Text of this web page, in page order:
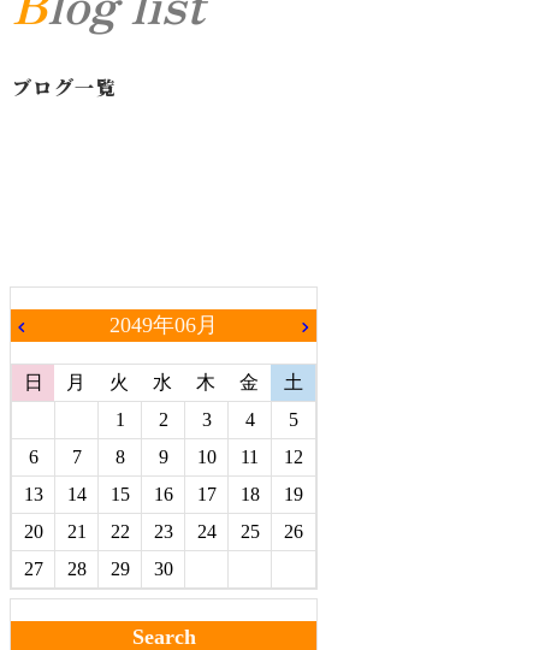
ブログ一覧
chevron_left 2049年06月 chevron_right
日 月 火 水 木 金
土
1
2 3 4
5
6
7 8 9 10 11
12
13
14 15 16 17 18
19
20
21 22 23 24 25
26
27
28 29 30
Search